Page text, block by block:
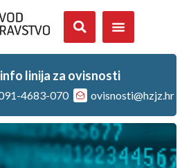
linija za ovisnosti
4683-070 ovisnosti@hzjz.hr